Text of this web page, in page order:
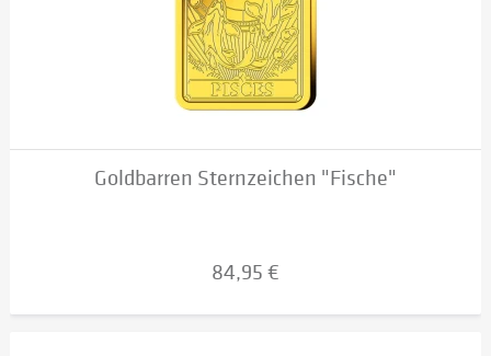
Goldbarren Sternzeichen "Fische"
84,95 €